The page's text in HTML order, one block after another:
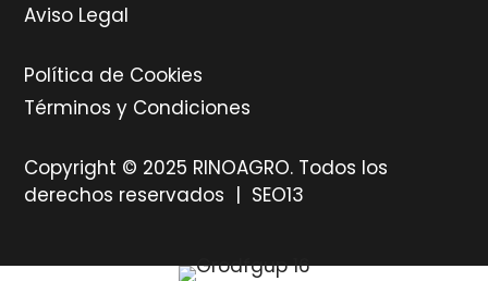
Aviso Legal
Política de Cookies
Términos y Condiciones
Copyright © 2025 RINOAGRO. Todos los
derechos reservados | SEO13